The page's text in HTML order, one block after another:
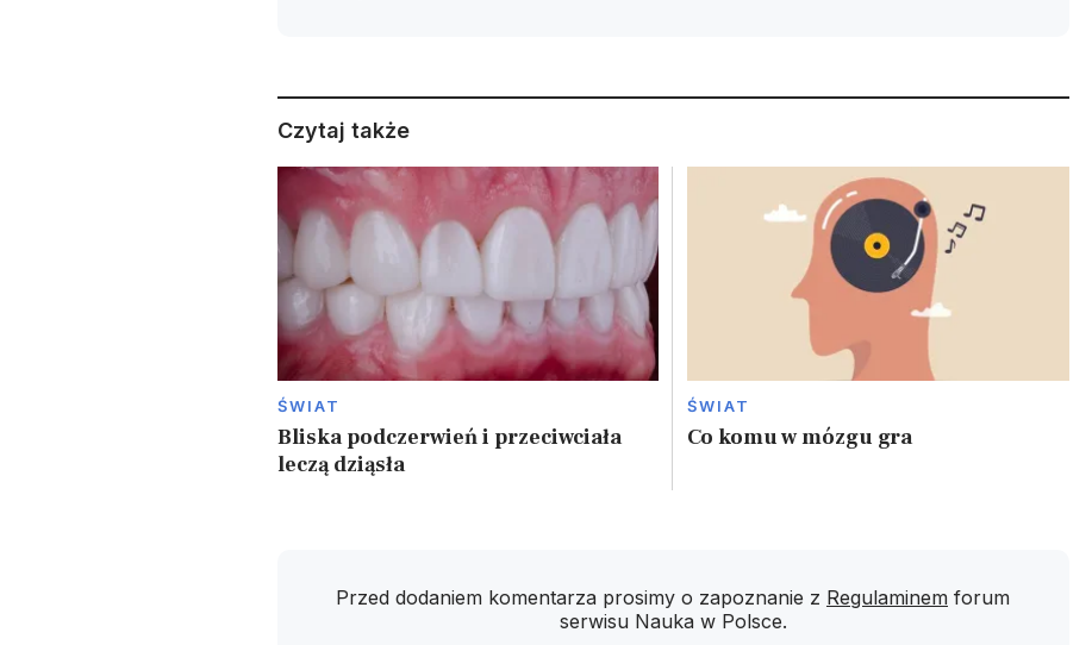
Czytaj także
ŚWIAT
Bliska podczerwień i przeciwciała
leczą dziąsła
ŚWIAT
Co komu w mózgu gra
Przed dodaniem komentarza prosimy o zapoznanie z Regulaminem forum
serwisu Nauka w Polsce.